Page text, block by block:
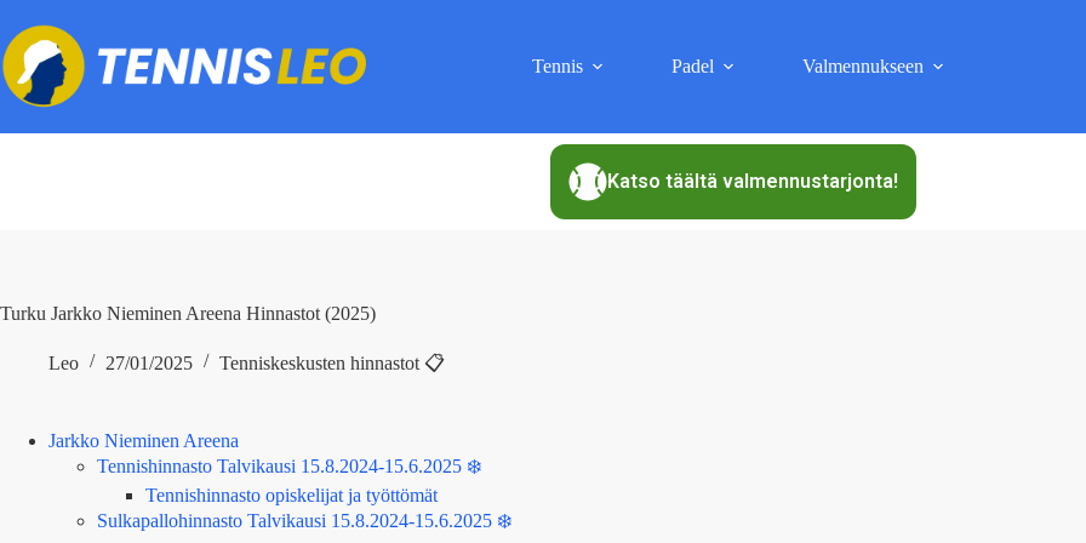
content
Tennis Padel Valmennukseen
Katso täältä valmennustarjonta!
Turku Jarkko Nieminen Areena Hinnastot (2025)
Leo 27/01/2025 Tenniskeskusten hinnastot 📋
Jarkko Nieminen Areena
Tennishinnasto Talvikausi 15.8.2024-15.6.2025 ❄️
Tennishinnasto opiskelijat ja työttömät
Sulkapallohinnasto Talvikausi 15.8.2024-15.6.2025 ❄️